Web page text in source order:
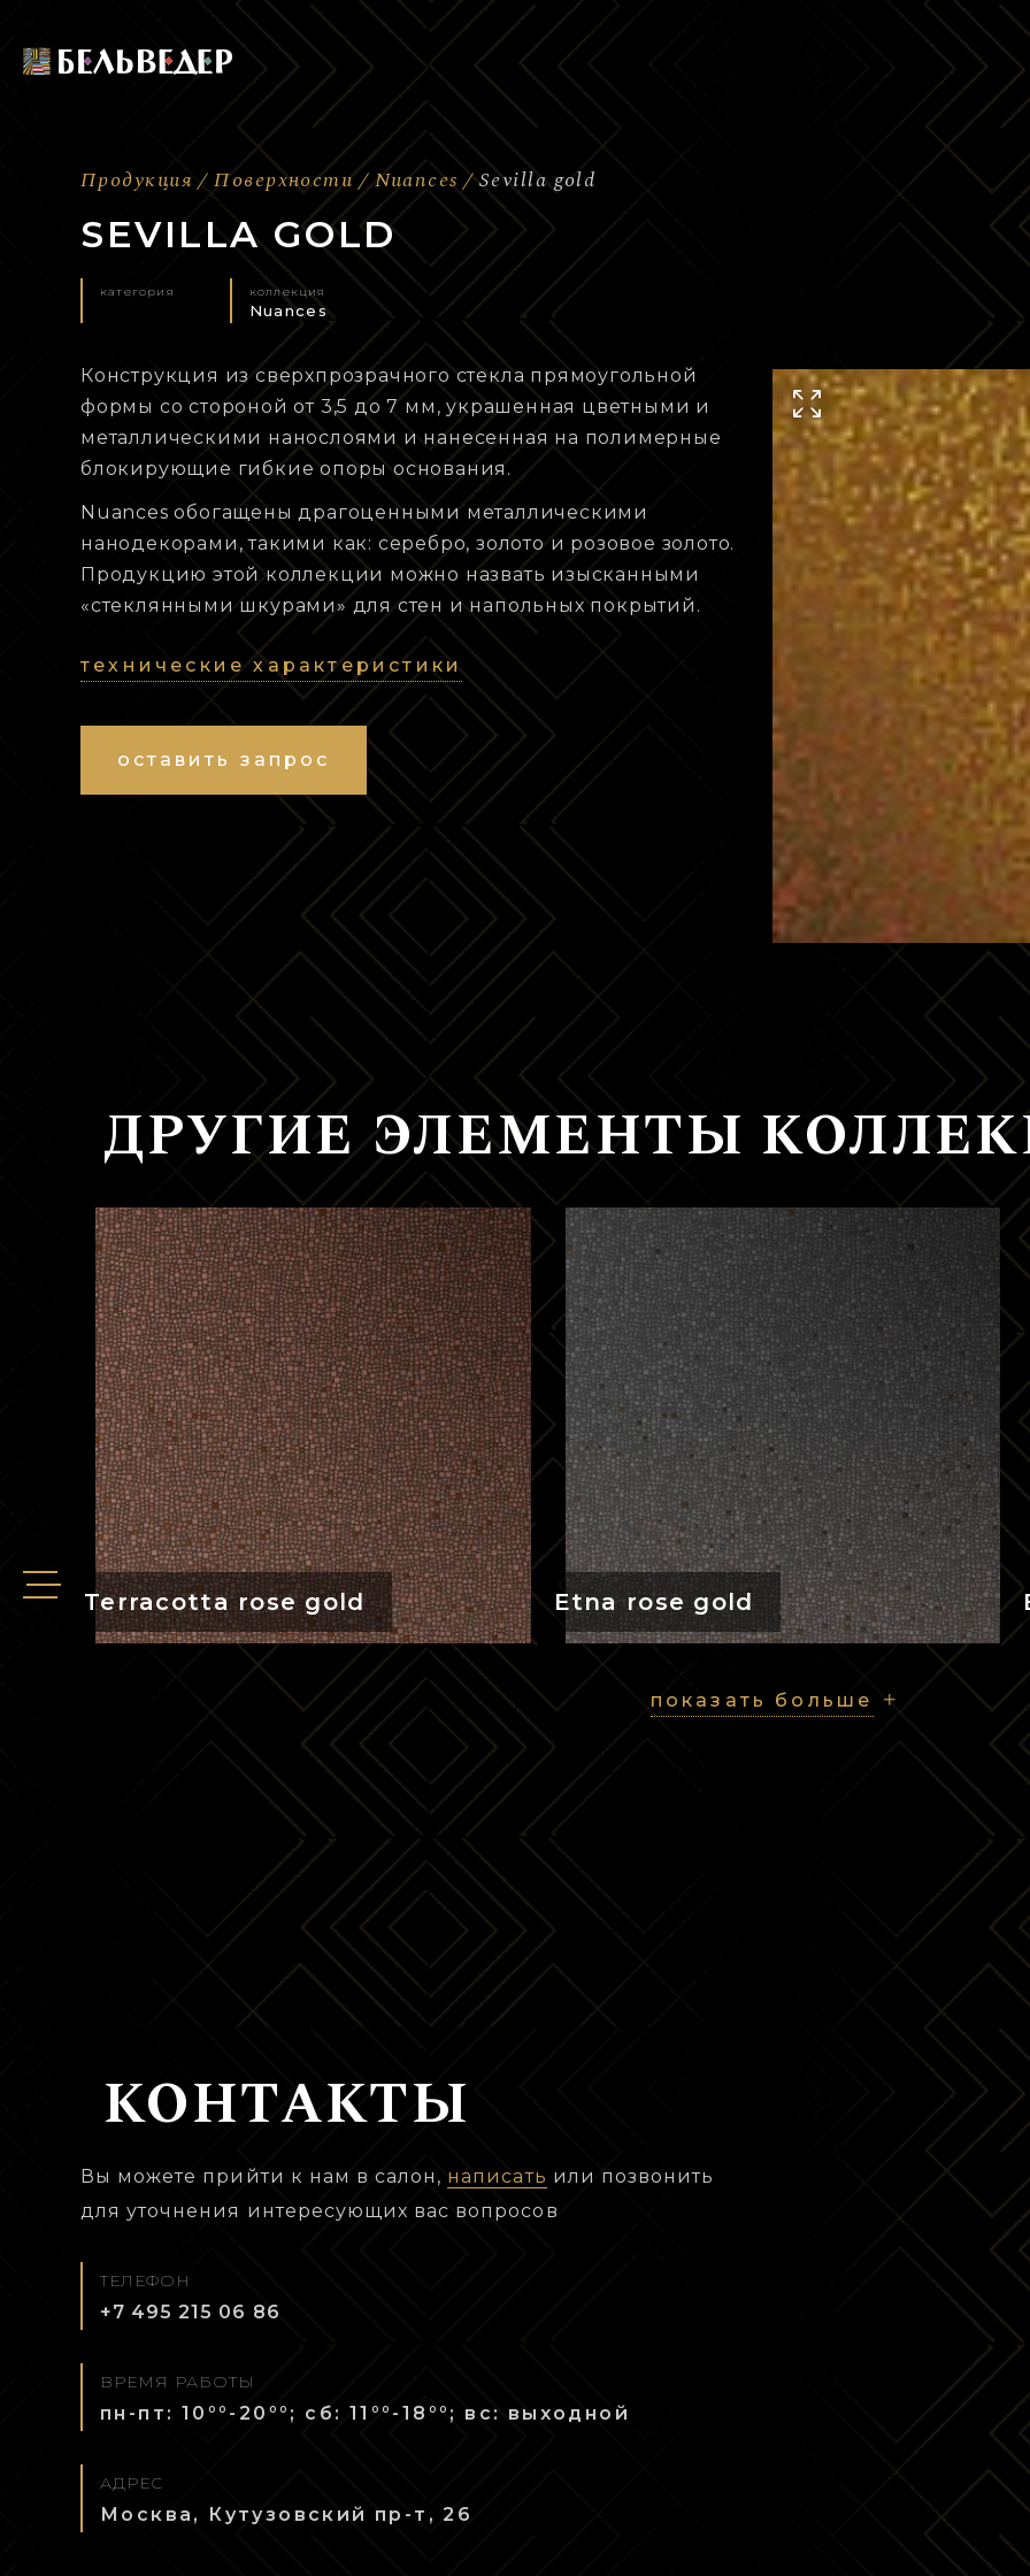
Продукция Поверхности Nuances Sevilla gold
SEVILLA GOLD
категория коллекция
Nuances
Конструкция из сверхпрозрачного стекла прямоугольной
формы со стороной от 3,5 до 7 мм, украшенная цветными и
металлическими нанослоями и нанесенная на полимерные
блокирующие гибкие опоры основания.
Nuances обогащены драгоценными металлическими
нанодекорами, такими как: серебро, золото и розовое золото.
Продукцию этой коллекции можно назвать изысканными
«стеклянными шкурами» для стен и напольных покрытий.
технические характеристики
ДРУГИЕ ЭЛЕМЕНТЫ
Terracotta rose gold Etna rose gold
показать больше
КОНТАКТЫ
Вы можете прийти к нам в салон, написать или позвонить
для уточнения интересующих вас вопросов
ТЕЛЕФОН
+7 495 215 06 86
ВРЕМЯ РАБОТЫ
пн-пт: 10 00 -20 00 ; сб: 11 00 -18 00 ; вс: выходной
АДРЕС
Москва, Кутузовский пр-т, 26